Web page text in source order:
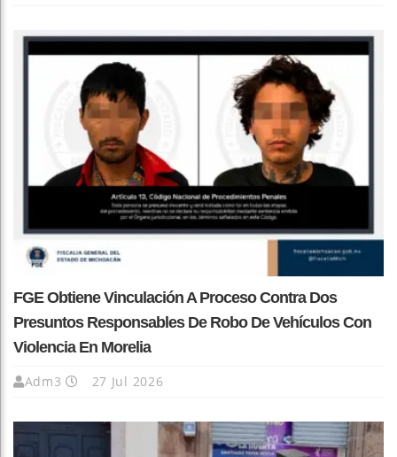
FGE Obtiene Vinculación A Proceso Contra Dos
Presuntos Responsables De Robo De Vehículos Con
Violencia En Morelia
Adm3 27 Jul 2026